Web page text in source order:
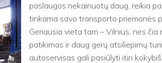
paslaugos nekainuotų daug, reikia
tinkama savo transporto priemonės
Geriausia vieta tam – Vilnius, nes čia
patikimas ir daug gerų atsiliepimų
autoservisas gali pasiūlyti itin